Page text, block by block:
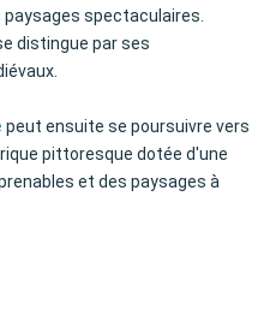
spectaculaires.
distingue par ses
peut ensuite se poursuivre vers
pittoresque dotée d'une
et des paysages à